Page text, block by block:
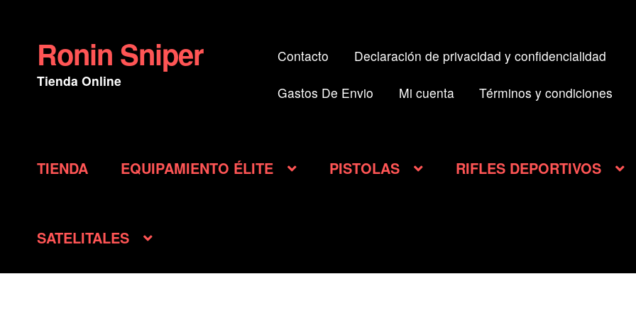
Ir
a
la
Ir
al
contenido
Ronin Sniper
Tienda Online
Contacto Declaración de privacidad y confidencialidad
Gastos De Envio Mi cuenta Términos y condiciones
TIENDA EQUIPAMIENTO ÉLITE PISTOLAS RIFLES DEPORTIVOS
SATELITALES